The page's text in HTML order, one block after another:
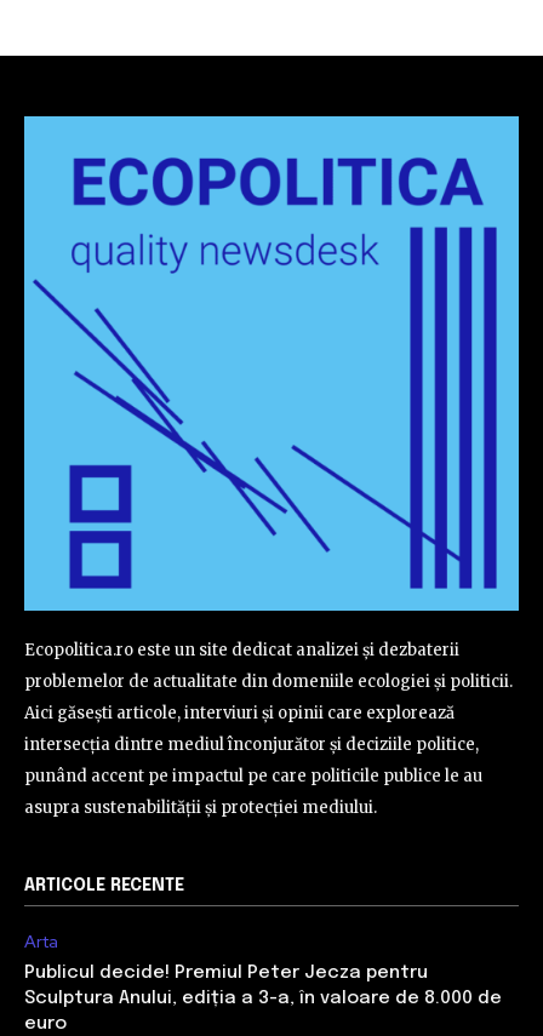
Ecopolitica.ro este un site dedicat analizei și dezbaterii
problemelor de actualitate din domeniile ecologiei și politicii.
Aici găsești articole, interviuri și opinii care explorează
intersecția dintre mediul înconjurător și deciziile politice,
punând accent pe impactul pe care politicile publice le au
asupra sustenabilității și protecției mediului.
ARTICOLE RECENTE
Arta
Publicul decide! Premiul Peter Jecza pentru
Sculptura Anului, ediția a 3-a, în valoare de 8.000 de
euro